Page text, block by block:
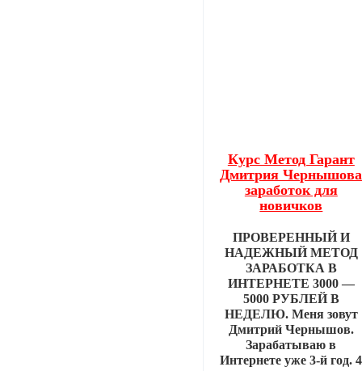
Курс Метод Гарант
Дмитрия Чернышова
заработок для
новичков
ПРОВЕРЕННЫЙ И
НАДЕЖНЫЙ МЕТОД
ЗАРАБОТКА В
ИНТЕРНЕТЕ 3000 —
5000 РУБЛЕЙ В
НЕДЕЛЮ. Меня зовут
Дмитрий Чернышов.
Зарабатываю в
Интернете уже 3-й год. 4